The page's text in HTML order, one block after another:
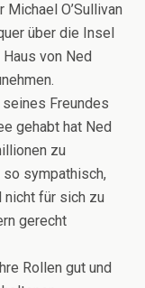
O’Sullivan
über die Insel
von Ned
Freundes
gehabt hat Ned
zu
sympathisch,
nicht für sich zu
gerecht
Rollen gut und